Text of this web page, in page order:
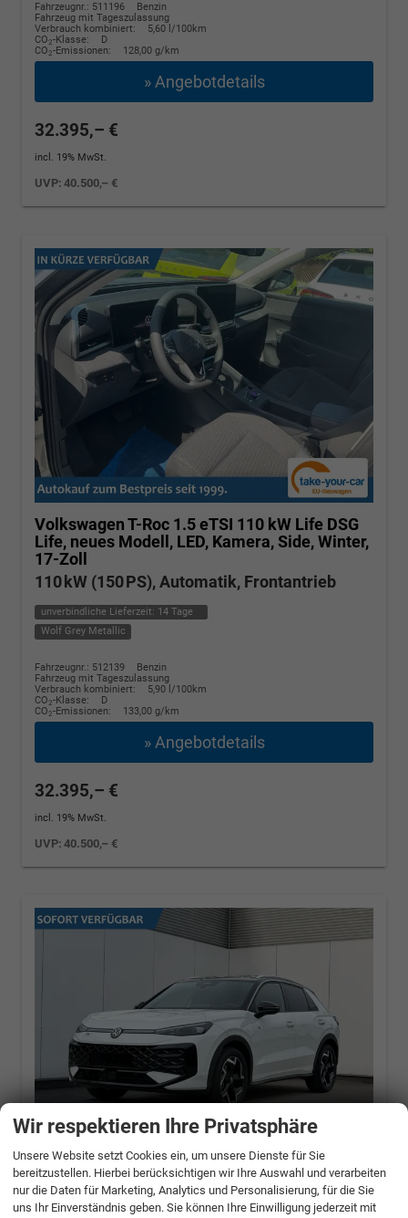
Fahrzeugnr.: 511196
Benzin
Fahrzeug mit Tageszulassung
Verbrauch kombiniert:
5,60 l/100km
CO2-Klasse:
D
CO2-Emissionen: 128,00 g/km
» Angebotdetails
32.395,– €
incl. 19% MwSt.
UVP:40.500,– €
Volkswagen T-Roc 1.5 eTSI 110 kW Life DSG
Life, neues Modell, LED, Kamera, Side, Winter,
17-Zoll
110 kW (150 PS), Automatik, Frontantrieb
unverbindliche Lieferzeit: 14 Tage
Wolf Grey Metallic
Fahrzeugnr.: 512139
Benzin
Fahrzeug mit Tageszulassung
Verbrauch kombiniert:
5,90 l/100km
CO2-Klasse:
D
CO2-Emissionen: 133,00 g/km
» Angebotdetails
32.395,– €
incl. 19% MwSt.
UVP:40.500,– €
Volkswagen T-RocR-Line
ACC+KAMERA+eHK+SHZ+18"LM+LED PLUS
Wir respektieren Ihre Privatsphäre
Unsere Website setzt Cookies ein, um unsere Dienste für Sie
bereitzustellen. Hierbei berücksichtigen wir Ihre Auswahl und verarbeiten
nur die Daten für Marketing, Analytics und Personalisierung, für die Sie
uns Ihr Einverständnis geben. Sie können Ihre Einwilligung jederzeit mit